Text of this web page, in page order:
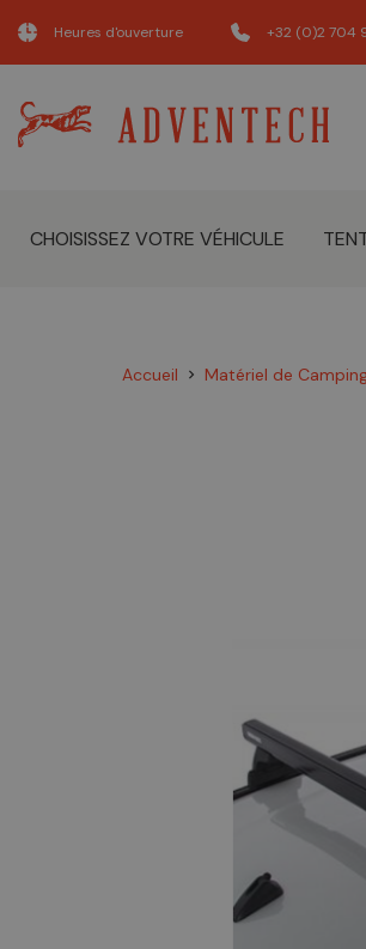
Heures d'ouverture +32 (0)2 704
CHOISISSEZ VOTRE VÉHICULE
Accueil chevron_right Matériel de